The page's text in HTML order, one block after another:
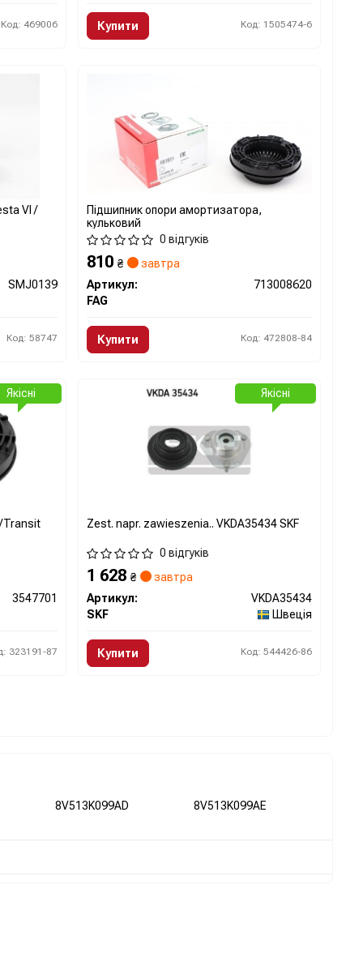
Код: 469006 Купити Код: 1505474-6
VI /
SMJ0139
Код: 58747
Підшипник опори амортизатора,
кульковий
0 відгуків
810₴
завтра
Артикул:
713008620
FAG
Купити Код: 472808-84
Transit
3547701
323191-87
Якісні
Zest. napr. zawieszenia.. VKDA35434 SKF
0 відгуків
1 628₴
завтра
Артикул:
VKDA35434
SKF
Швеція
Купити Код: 544426-86
Якісні
8V513K099AD
8V513K099AE